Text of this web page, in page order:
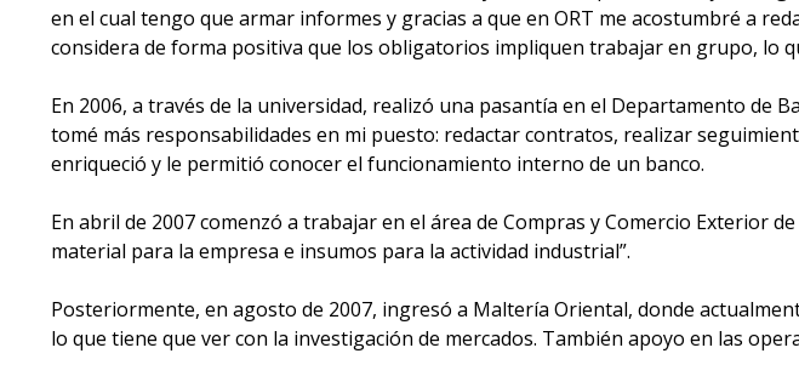
en el cual tengo que armar informes y gracias a que en ORT me acostumbré a
considera de forma positiva que los obligatorios impliquen trabajar en grupo, lo
En 2006, a través de la universidad, realizó una pasantía en el Departamento de
tomé más responsabilidades en mi puesto: redactar contratos, realizar
enriqueció y le permitió conocer el funcionamiento interno de un banco.
En abril de 2007 comenzó a trabajar en el área de Compras y Comercio Exterior
material para la empresa e insumos para la actividad industrial”.
Posteriormente, en agosto de 2007, ingresó a Maltería Oriental, donde
lo que tiene que ver con la investigación de mercados. También apoyo en las